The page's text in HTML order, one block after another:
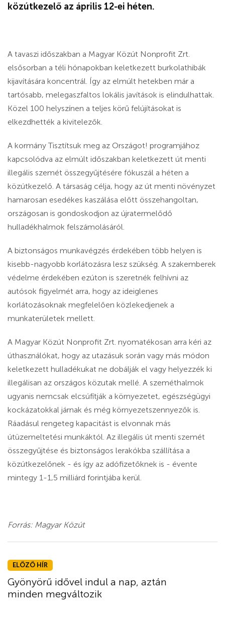
közútkezelő az április 12-ei héten.
A tavaszi időszakban a Magyar Közút Nonprofit Zrt.
elsősorban a téli hónapokban keletkezett burkolathibák
kijavítására koncentrál. Így az elmúlt hetekben már a
tartósabb, melegaszfaltos lokális javítások is elindulhattak.
Közel 100 helyszínen a teljes körű felújításokat is
elkezdhették a kivitelezők.
A kormány Tisztítsuk meg az Országot! programjához
kapcsolódva az elmúlt időszakban keletkezett út menti
illegális szemét összegyűjtésére fókuszál a héten a
közútkezelő. A társaság célja, hogy az út menti növényzet
hamarosan esedékes kaszálása előtt összehangoltan,
országosan is gondoskodjon az újratermelődő
hulladékhalmok felszámolásáról.
A biztonságos munkavégzés érdekében több helyen is
kisebb-nagyobb korlátozásra lesz szükség. A szakemberek
védelme érdekében ezúton is szeretnék felhívni az
autósok figyelmét arra, hogy az ideiglenes
korlátozásoknak megfelelően közlekedjenek a
munkaterületek mellett.
A Magyar Közút Nonprofit Zrt. nyomatékosan arra kéri az
úthasználókat, hogy az utazásuk során vagy más módon
keletkezett hulladékukat ne dobálják el vagy helyezzék ki
illegálisan az országos közutak mellé. A szeméthalmok
ugyanis nemcsak elcsúfítják a környezetet, egészségügyi
kockázatokkal járnak és még környezetszennyezők is.
Ráadásul rengeteg kapacitást is elvonnak más
útüzemeltetési munkáktól. Az illegális út menti szemét
összegyűjtése és biztonságos lerakókba szállítása a
közútkezelőnek - és így az adófizetőknek is - évente
mintegy 1-1,5 milliárd forintjába kerül.
Forrás: Magyar Közút
ELŐZŐ HÍR
Gyönyörű idővel indul a nap, aztán
minden megváltozik